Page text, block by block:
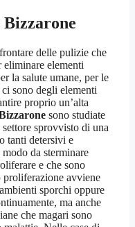
delle pulizie che
eliminare elementi
la salute umane, per le
ci sono degli elementi
proprio un’alta
sono studiate
sprovvisto di una
tanti detersivi e
da sterminare
e che sono
avviene
sporchi oppure
ma anche
che magari sono